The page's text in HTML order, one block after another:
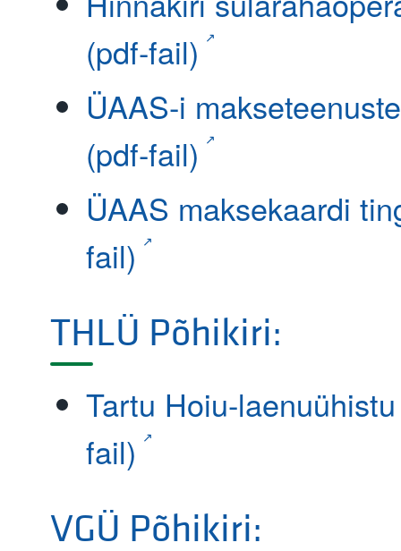
(pdf-fail)
ÜAAS-i
(pdf-fail)
ÜAAS maksekaardi
fail)
THLÜ Põhikiri:
Tartu Hoiu-
fail)
VGÜ Põhikiri: